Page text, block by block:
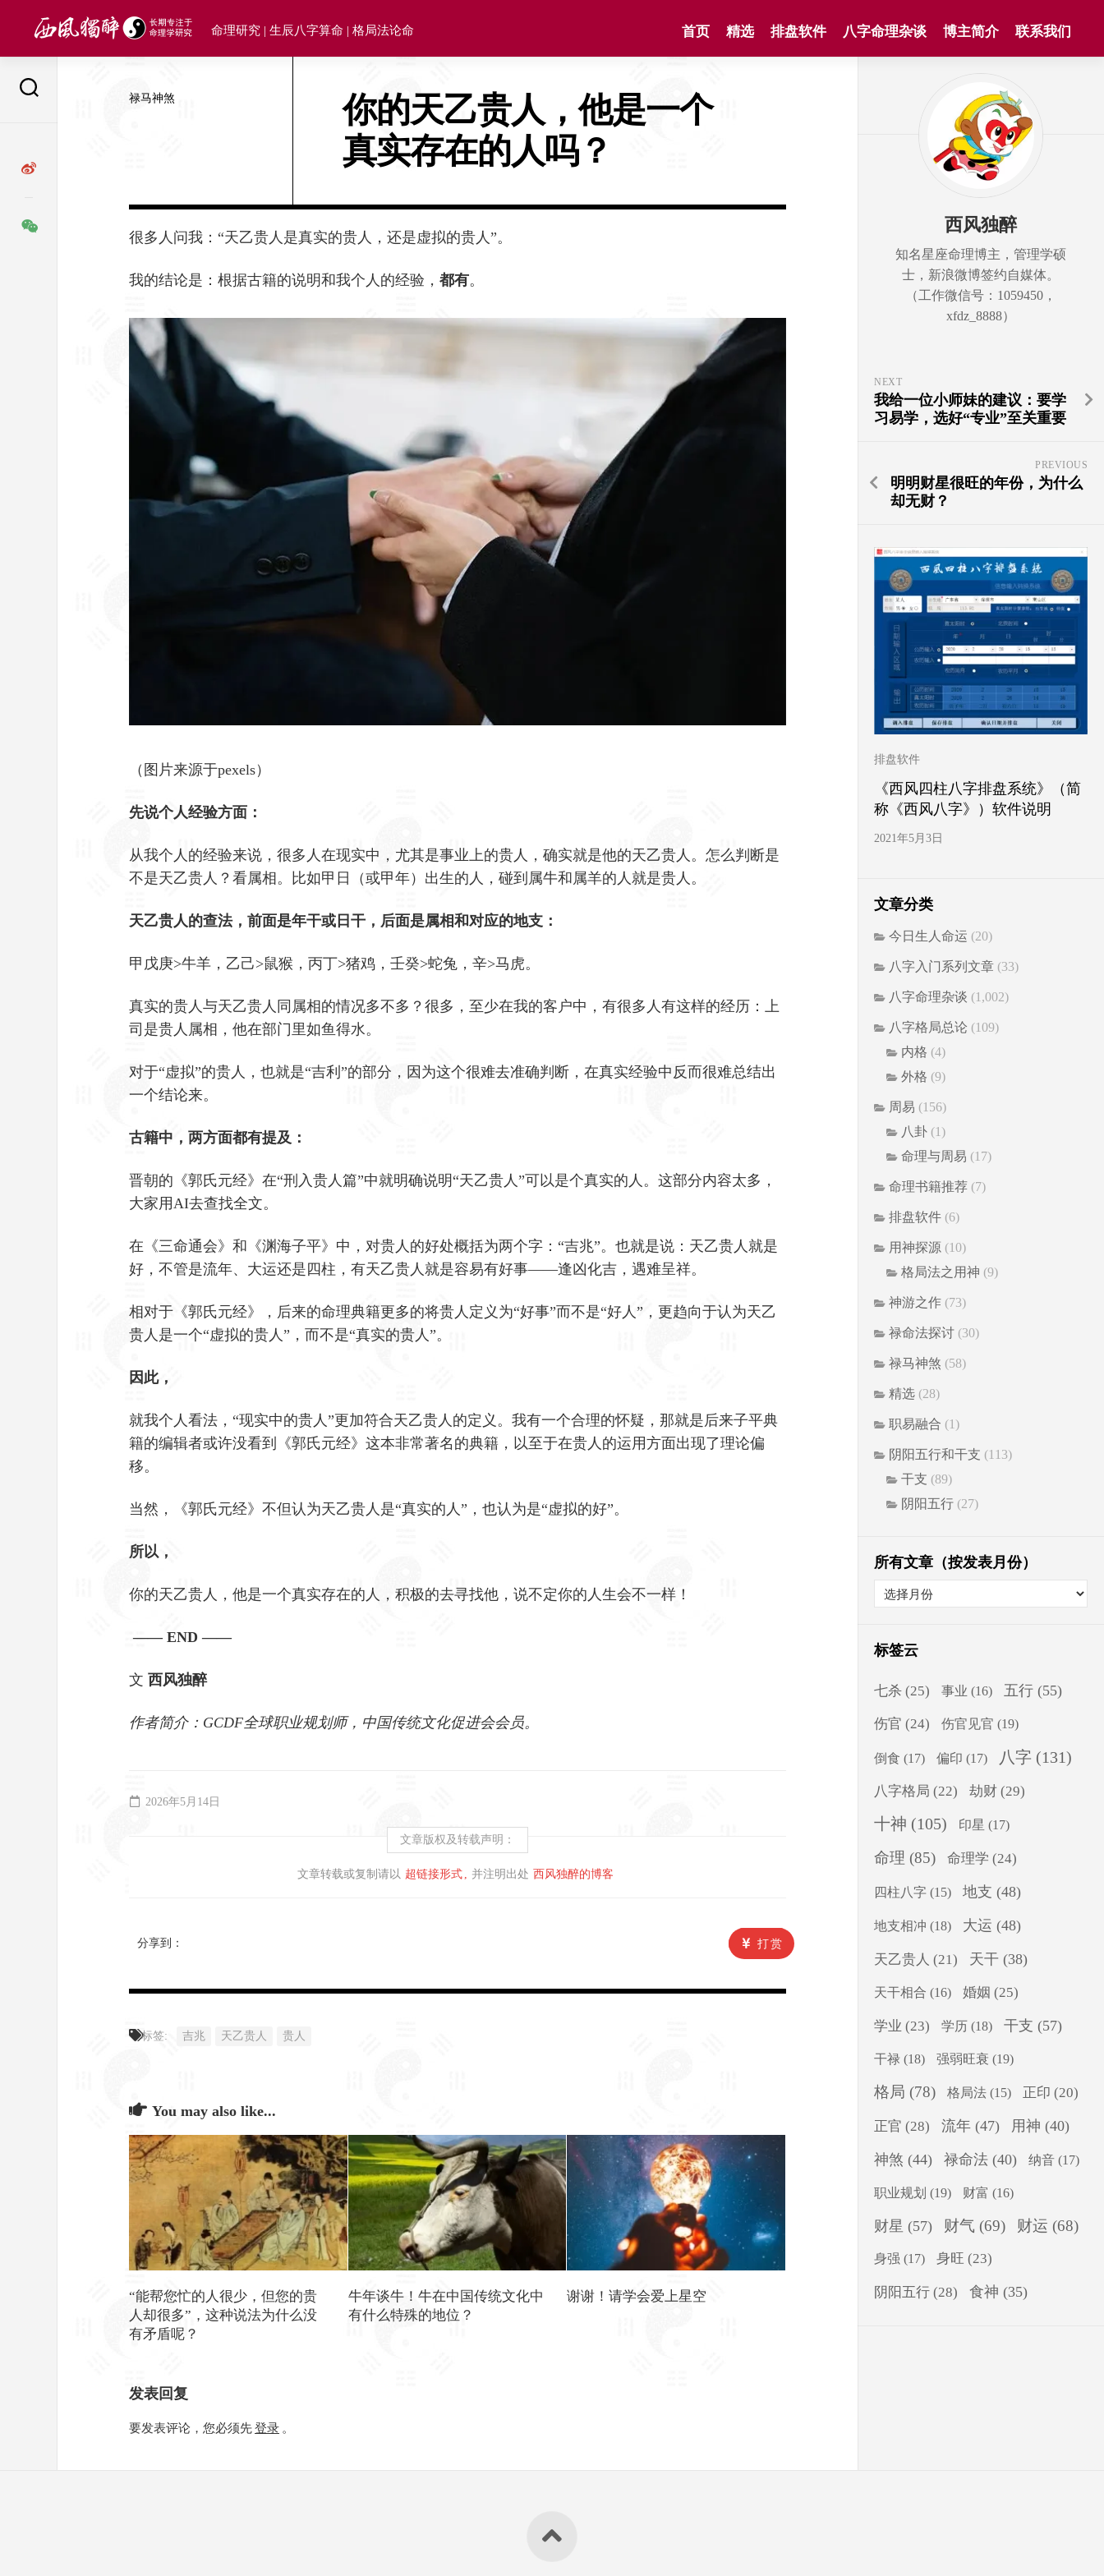
命理研究 | 生辰八字算命 | 格局法论命 首页 精选 排盘软件 八字命理杂谈 博主简介 联系我们
禄马神煞
你的天乙贵人，他是一个
真实存在的人吗？
很多人问我：“天乙贵人是真实的贵人，还是虚拟的贵人”。
我的结论是：根据古籍的说明和我个人的经验， 都有。
（图片来源于pexels）
先说个人经验方面：
从我个人的经验来说，很多人在现实中，尤其是事业上的贵人，确实就是他的天乙贵人。怎么判断是
不是天乙贵人？看属相。比如甲日（或甲年）出生的人，碰到属牛和属羊的人就是贵人。
天乙贵人的查法，前面是年干或日干，后面是属相和对应的地支：
甲戊庚>牛羊，乙己>鼠猴，丙丁>猪鸡，壬癸>蛇兔，辛>马虎。
真实的贵人与天乙贵人同属相的情况多不多？很多，至少在我的客户中，有很多人有这样的经历：上
司是贵人属相，他在部门里如鱼得水。
对于“虚拟”的贵人，也就是“吉利”的部分，因为这个很难去准确判断，在真实经验中反而很难总结出
一个结论来。
古籍中，两方面都有提及：
晋朝的《郭氏元经》在“刑入贵人篇”中就明确说明“天乙贵人”可以是个真实的人。这部分内容太多，
大家用AI去查找全文。
在《三命通会》和《渊海子平》中，对贵人的好处概括为两个字：“吉兆”。也就是说：天乙贵人就是
好，不管是流年、大运还是四柱，有天乙贵人就是容易有好事——逢凶化吉，遇难呈祥。
相对于《郭氏元经》，后来的命理典籍更多的将贵人定义为“好事”而不是“好人”，更趋向于认为天乙
贵人是一个“虚拟的贵人”，而不是“真实的贵人”。
因此，
就我个人看法，“现实中的贵人”更加符合天乙贵人的定义。我有一个合理的怀疑，那就是后来子平典
籍的编辑者或许没看到《郭氏元经》这本非常著名的典籍，以至于在贵人的运用方面出现了理论偏
移。
当然，《郭氏元经》不但认为天乙贵人是“真实的人”，也认为是“虚拟的好”。
所以，
你的天乙贵人，他是一个真实存在的人，积极的去寻找他，说不定你的人生会不一样！
—— END ——
文 西风独醉
作者简介：GCDF全球职业规划师，中国传统文化促进会会员。
2026年5月14日
文章版权及转载声明：
文章转载或复制请以 超链接形式 并注明出处 西风独醉的博客
分享到： 打赏
标签: 吉兆 天乙贵人 贵人
You may also like...
“能帮您忙的人很少，但您的贵
人却很多”，这种说法为什么没
有矛盾呢？
牛年谈牛！牛在中国传统文化中
有什么特殊的地位？
谢谢！请学会爱上星空
发表回复
要发表评论，您必须先登录 。
西风独醉
知名星座命理博主，管理学硕
士，新浪微博签约自媒体。
（工作微信号：1059450，
xfdz_8888）
NEXT
我给一位小师妹的建议：要学
习易学，选好“专业”至关重要
PREVIOUS
明明财星很旺的年份，为什么
却无财？
排盘软件
《西风四柱八字排盘系统》（简
称《西风八字》）软件说明
2021年5月3日
文章分类
今日生人命运 (20)
八字入门系列文章 (33)
八字命理杂谈 (1,002)
八字格局总论 (109)
内格 (4)
外格 (9)
周易 (156)
八卦 (1)
命理与周易 (17)
命理书籍推荐 (7)
排盘软件 (6)
用神探源 (10)
格局法之用神 (9)
神游之作 (73)
禄命法探讨 (30)
禄马神煞 (58)
精选 (28)
职易融合 (1)
阴阳五行和干支 (113)
干支 (89)
阴阳五行 (27)
所有文章（按发表月份）
标签云
七杀 (25) 事业 (16) 五行 (55)
伤官 (24) 伤官见官 (19)
倒食 (17) 偏印 (17) 八字 (131)
八字格局 (22) 劫财 (29)
十神 (105) 印星 (17)
命理 (85) 命理学 (24)
四柱八字 (15) 地支 (48)
地支相冲 (18) 大运 (48)
天乙贵人 (21) 天干 (38)
天干相合 (16) 婚姻 (25)
学业 (23) 学历 (18) 干支 (57)
干禄 (18) 强弱旺衰 (19)
格局 (78) 格局法 (15) 正印 (20)
正官 (28) 流年 (47) 用神 (40)
神煞 (44) 禄命法 (40) 纳音 (17)
职业规划 (19) 财富 (16)
财星 (57) 财气 (69) 财运 (68)
身强 (17) 身旺 (23)
阴阳五行 (28) 食神 (35)